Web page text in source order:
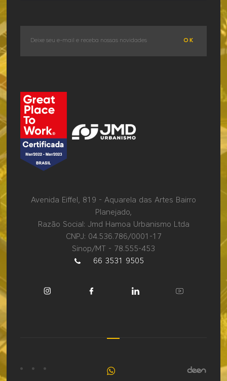
OK
Avenida Eiffel, 819 - Aquarela das Artes Bairro
Planejado,
Razão Social: Jmd Hamoa Urbanismo Ltda
CNPJ: 04.536.786/0001-17
Sinop/MT - 78.555-453
66 3531 9505